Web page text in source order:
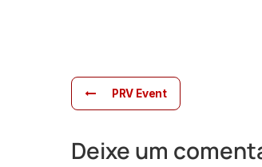
PRV Event
Deixe um